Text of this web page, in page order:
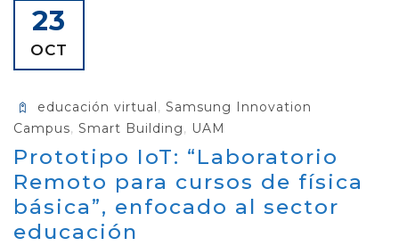
23
OCT
educación virtual, Samsung Innovation
Campus, Smart Building, UAM
Prototipo IoT: “Laboratorio
Remoto para cursos de física
básica”, enfocado al sector
educación